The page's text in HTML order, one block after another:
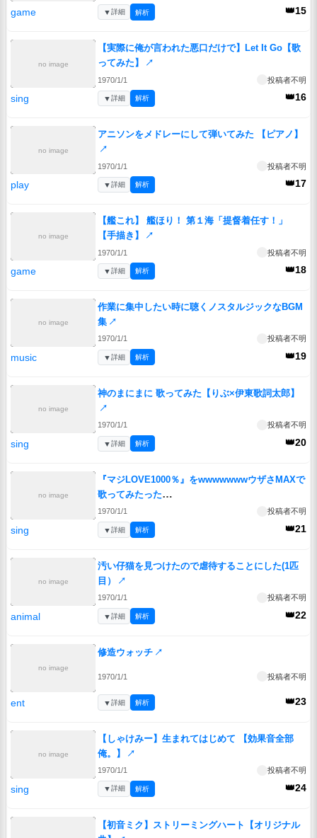
game 👑15
▼詳細 解析
no image
【実際に俺が言われた悪口だけで】Let It Go【歌
ってみた】
↗
1970/1/1 投稿者不明
sing 👑16
▼詳細 解析
no image
アニソンをメドレーにして弾いてみた 【ピアノ】
↗
1970/1/1 投稿者不明
play 👑17
▼詳細 解析
no image
【艦これ】 艦ほり！ 第１海「提督着任す！」
【手描き】
↗
1970/1/1 投稿者不明
game 👑18
▼詳細 解析
no image
作業に集中したい時に聴くノスタルジックなBGM
集 ↗
1970/1/1 投稿者不明
music 👑19
▼詳細 解析
no image
神のまにまに 歌ってみた【りぶ×伊東歌詞太郎】
↗
1970/1/1 投稿者不明
sing 👑20
▼詳細 解析
no image
『マジLOVE1000％』をwwwwwwwウザさMAXで
歌ってみたった
wwwwwwwwwwwwwwwwwwww
1970/1/1 投稿者不明
sing 👑21
▼詳細 解析
no image
汚い仔猫を見つけたので虐待することにした(1匹
目）
↗
1970/1/1 投稿者不明
animal 👑22
▼詳細 解析
no image
修造ウォッチ ↗
1970/1/1 投稿者不明
ent 👑23
▼詳細 解析
no image
【しゃけみー】生まれてはじめて 【効果音全部
俺。】
↗
1970/1/1 投稿者不明
sing 👑24
▼詳細 解析
【初音ミク】ストリーミングハート【オリジナル